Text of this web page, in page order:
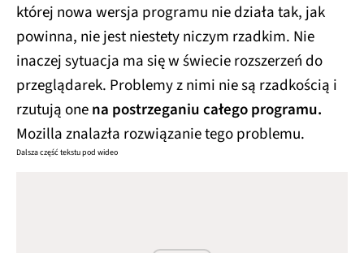
której nowa wersja programu nie działa tak, jak
powinna, nie jest niestety niczym rzadkim. Nie
inaczej sytuacja ma się w świecie rozszerzeń do
przeglądarek. Problemy z nimi nie są rzadkością i
rzutują onena postrzeganiu całego programu.
Mozilla znalazła rozwiązanie tego problemu.
Dalsza część tekstu pod wideo